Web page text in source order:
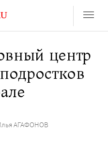
центр
АГАФОНОВ